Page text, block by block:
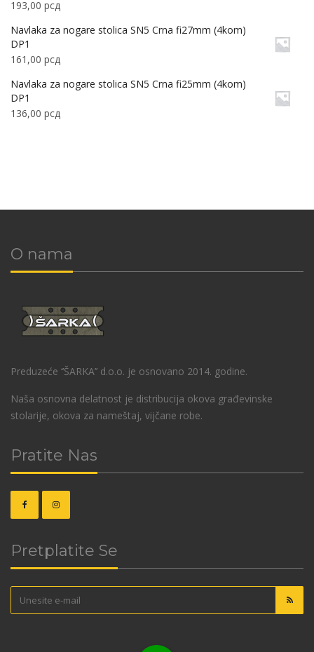
193,00 рсд
Navlaka za nogare stolica SN5 Crna fi27mm (4kom)
DP1
161,00 рсд
Navlaka za nogare stolica SN5 Crna fi25mm (4kom)
DP1
136,00 рсд
O nama
Preduzeće ‘’ŠARKA’’ d.o.o. je osnovano 2014. godine.
Naša osnovna delatnost je distribucija okova građevinske
stolarije, okova za nameštaj, vijčane robe.
Pratite Nas
Pretplatite Se